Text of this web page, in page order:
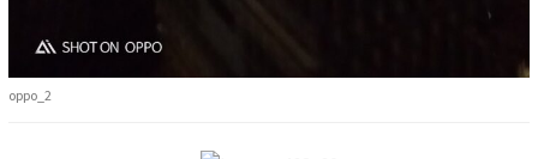
oppo_2